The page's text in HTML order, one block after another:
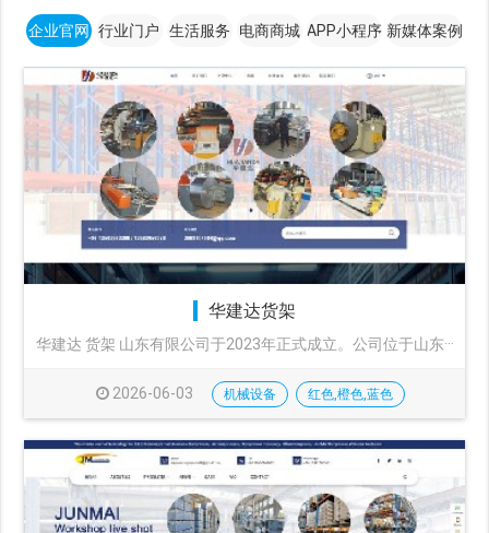
企业官网 行业门户 生活服务 电商商城 APP小程序 新媒体案例
华建达货架
华建达 货架 山东有限公司于2023年正式成立。公司位于山东···
2026-06-03 机械设备 红色,橙色,蓝色